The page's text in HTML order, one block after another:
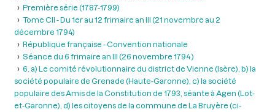
Première série (1787-1799)
Tome CII - Du 1er au 12 frimaire an III (21 novembre au 2
décembre 1794)
République française - Convention nationale
Séance du 6 frimaire an III (26 novembre 1794 )
6. a) Le comité révolutionnaire du district de Vienne (Isère), b) la
société populaire de Grenade (Haute-Garonne), c) la société
populaire des Amis de la Constitution de 1793, séante à Agen (Lot-
et-Garonne), d) les citoyens de la commune de La Bruyère (ci-